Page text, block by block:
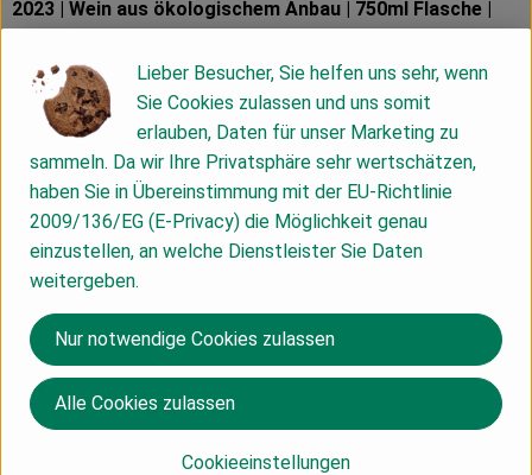
2023 | Wein aus ökologischem Anbau | 750ml Flasche |
✓ Deutscher Qualitätswein
✓ Wein aus ökologischem Anbau (DE-ÖKO-022)
✓ Rebsorte: Frühburgunder
✓ Jahrgang 2023
✓ Bereich Meissen, Sachsen
✓ 750 ml Flasche
✓ Alk. 12,5% vol.
✓ Restzucker 0,4 g/l, Gesamtsäure 6,3 g/l
✓ Abfüller: Martin Biedermann und Dirk Dobiéy GbR =
Cambium Compagnie
✓ Enthält Sulfite
Lieber Besucher, Sie helfen uns sehr, wenn
Sie Cookies zulassen und uns somit
erlauben, Daten für unser Marketing zu
sammeln. Da wir Ihre Privatsphäre sehr wertschätzen,
haben Sie in Übereinstimmung mit der EU-Richtlinie
2009/136/EG (E-Privacy) die Möglichkeit genau
einzustellen, an welche Dienstleister Sie Daten
weitergeben.
Cookieeinstellungen
Nur notwendige Cookies zulassen
Alle Cookies zulassen